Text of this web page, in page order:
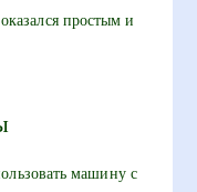
простым и
машину с